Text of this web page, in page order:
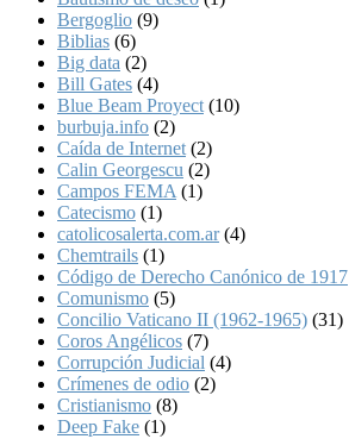
Bergoglio (9)
Biblias (6)
Big data (2)
Bill Gates (4)
Blue Beam Proyect (10)
burbuja.info (2)
Caída de Internet (2)
Calin Georgescu (2)
Campos FEMA (1)
Catecismo (1)
catolicosalerta.com.ar(4)
Chemtrails (1)
Código de Derecho Canónico de 1917
Comunismo (5)
Concilio Vaticano II (1962-1965) (31)
Coros Angélicos (7)
Corrupción Judicial (4)
Crímenes de odio (2)
Cristianismo (8)
Deep Fake (1)